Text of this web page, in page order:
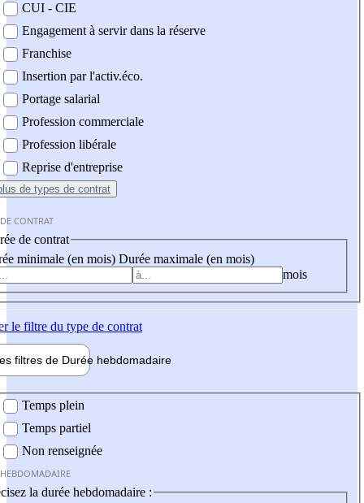
CUI - CIE
Engagement à servir dans la réserve
Franchise
Insertion par l'activ.éco.
Portage salarial
Profession commerciale
Profession libérale
Reprise d'entreprise
de types de contrat
CONTRAT
de contrat
minimale (en mois) Durée maximale (en mois)
mois
le filtre du type de contrat
filtres de Durée hebdomadaire
Temps plein
Temps partiel
Non renseignée
la durée hebdomadaire :